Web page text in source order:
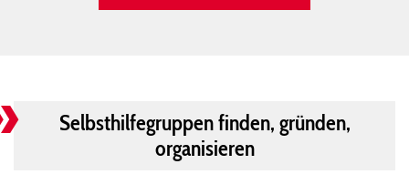
Selbsthilfegruppen finden, gründen,
organisieren